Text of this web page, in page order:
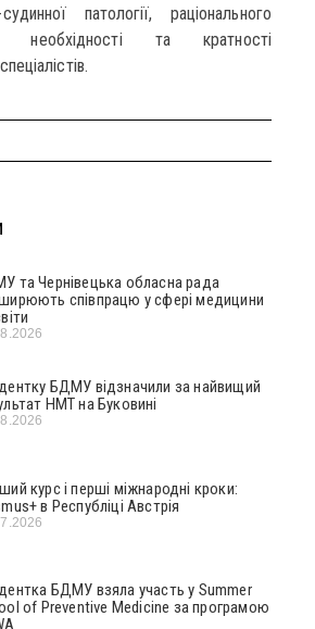
патології, раціонального
необхідності та кратності
та Чернівецька обласна рада
співпрацю у сфері медицини
БДМУ відзначили за найвищий
НМТ на Буковині
курс і перші міжнародні кроки:
в Республіці Австрія
БДМУ взяла участь у Summer
of Preventive Medicine за програмою